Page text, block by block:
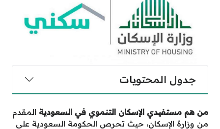
جدول المحتويات
من هم مستفيدي الإسكان التنموي في السعودية المقدم
من وزارة الإسكان، حيث تحرص الحكومة السعودية على